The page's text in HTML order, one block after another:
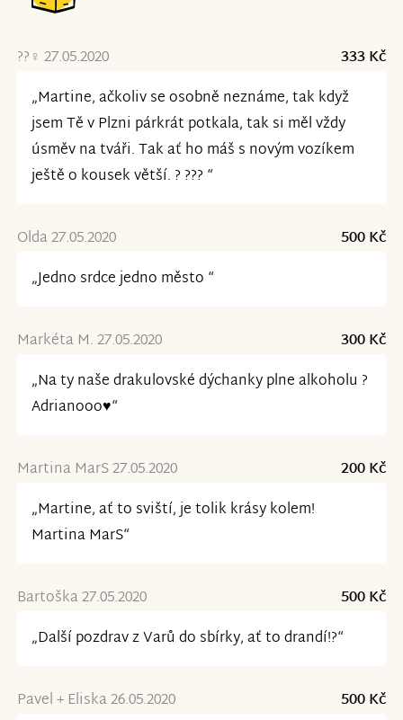
??‍♀️ 27.05.2020
333 Kč
„Martine, ačkoliv se osobně neznáme, tak když
jsem Tě v Plzni párkrát potkala, tak si měl vždy
úsměv na tváři. Tak ať ho máš s novým vozíkem
ještě o kousek větší. ? ??‍? “
Olda 27.05.2020
500 Kč
„Jedno srdce jedno město “
Markéta M. 27.05.2020
300 Kč
„Na ty naše drakulovské dýchanky plne alkoholu ?
Adrianooo♥️“
Martina MarS 27.05.2020
200 Kč
„Martine, ať to sviští, je tolik krásy kolem!
Martina MarS“
Bartoška 27.05.2020
500 Kč
„Další pozdrav z Varů do sbírky, ať to drandí!?“
Pavel + Eliska 26.05.2020 500 Kč